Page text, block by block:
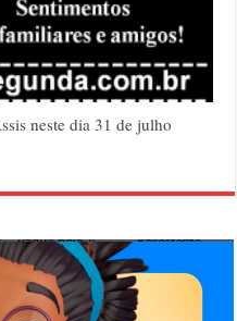
neste dia 31 de julho